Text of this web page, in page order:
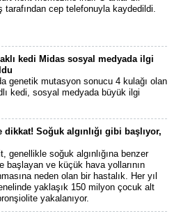
tarafından cep telefonuyla kaydedildi.
kedi Midas sosyal medyada ilgi
genetik mutasyon sonucu 4 kulağı olan
kedi, sosyal medyada büyük ilgi
dikkat! Soğuk algınlığı gibi başlıyor,
genellikle soğuk algınlığına benzer
başlayan ve küçük hava yollarının
neden olan bir hastalık. Her yıl
yaklaşık 150 milyon çocuk alt
yakalanıyor.